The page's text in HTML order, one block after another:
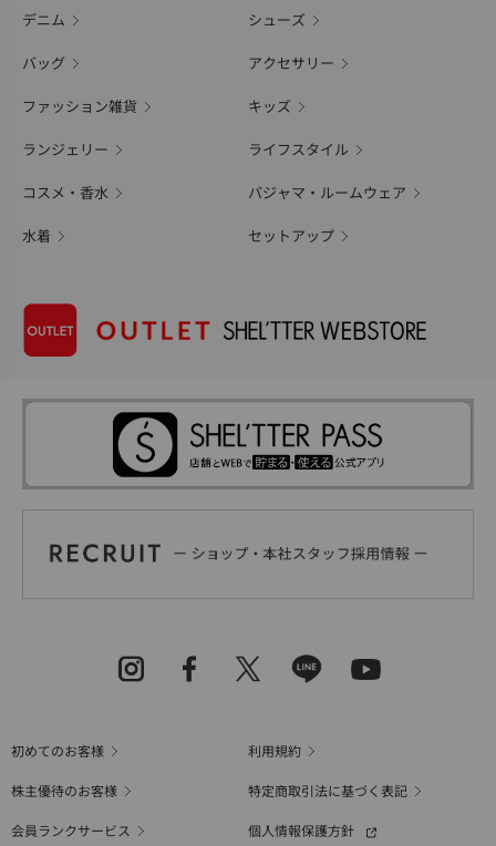
デニム シューズ
バッグ アクセサリー
ファッション雑貨 キッズ
ランジェリー ライフスタイル
コスメ・香水 パジャマ・ルームウェア
水着 セットアップ
初めてのお客様
利用規約
株主優待のお客様
特定商取引法に基づく表記
会員ランクサービス
個人情報保護方針